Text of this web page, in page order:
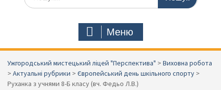
Меню
Ужгородський мистецький ліцей "Перспектива" > Виховна робота
> Актуальні рубрики > Європейський день шкільного спорту >
Руханка з учнями 8-Б класу (вч. Федьо Л.В.)